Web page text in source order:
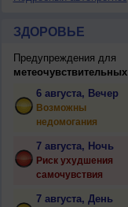
ЗДОРОВЬЕ
Предупреждения для
метеочувствительных
6 августа, Вечер
Возможны
недомогания
7 августа, Ночь
Риск ухудшения
самочувствия
7 августа, День